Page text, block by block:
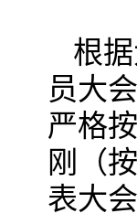
根
员大
严格
刚（
表大